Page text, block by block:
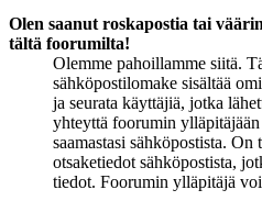
Olen saanut roskapostia tai
tältä foorumilta!
Olemme pahoillamme siitä.
sähköpostilomake sisältää
ja seurata käyttäjiä, jotka
yhteyttä foorumin
saamastasi sähköpostista. On
otsaketiedot sähköpostista,
tiedot. Foorumin ylläpitäjä